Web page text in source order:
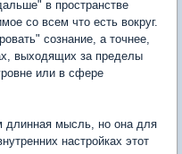
в пространстве
со всем что есть вокруг.
сознание, а точнее,
выходящих за пределы
или в сфере
длинная мысль, но она для
настройках этот